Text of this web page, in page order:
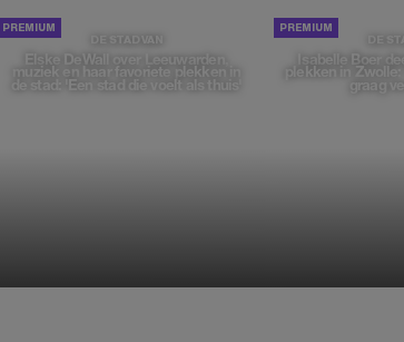
DE STAD VAN
Elske DeWall over Leeuwarden,
muziek en haar favoriete plekken in
de stad: 'Een stad die voelt als thuis'
DE
Isabelle Boer
plekken in Zwolle:
graag